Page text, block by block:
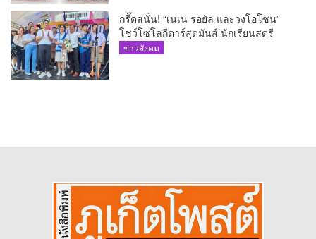
กรี๊ดสนั่น! “เนเน่ รอยัล และวงโอโซน”
โชว์โซโลกีตาร์สุดมันส์ นักเรียนสตรี
ภูเก็ตนั่งไม่ติด ทั้งเต้น-ร้อง
ข่าวสังคม